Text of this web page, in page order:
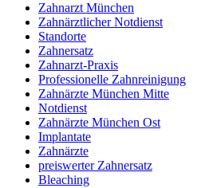
Zahnarzt München
Zahnärztlicher Notdienst
Standorte
Zahnersatz
Zahnarzt-Praxis
Professionelle Zahnreinigung
Zahnärzte München Mitte
Notdienst
Zahnärzte München Ost
Implantate
Zahnärzte
preiswerter Zahnersatz
Bleaching